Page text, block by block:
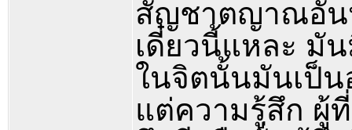
สัญชาตญาณอัน
เดี๋ยวนี้แหละ มั
ในจิตนั้นมันเป็น
แต่ความรู้สึก ผู้